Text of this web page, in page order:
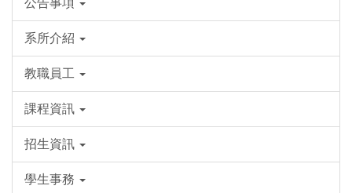
公告事項
系所介紹
教職員工
課程資訊
招生資訊
學生事務